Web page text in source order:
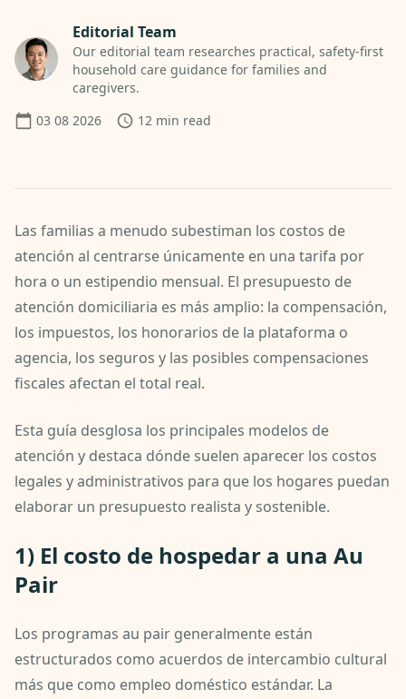
Editorial Team
Our editorial team researches practical, safety-first
household care guidance for families and
caregivers.
03 08 2026
12 min read
Las familias a menudo subestiman los costos de
atención al centrarse únicamente en una tarifa por
hora o un estipendio mensual. El presupuesto de
atención domiciliaria es más amplio: la compensación,
los impuestos, los honorarios de la plataforma o
agencia, los seguros y las posibles compensaciones
fiscales afectan el total real.
Esta guía desglosa los principales modelos de
atención y destaca dónde suelen aparecer los costos
legales y administrativos para que los hogares puedan
elaborar un presupuesto realista y sostenible.
1) El costo de hospedar a una Au
Pair
Los programas au pair generalmente están
estructurados como acuerdos de intercambio cultural
más que como empleo doméstico estándar. La